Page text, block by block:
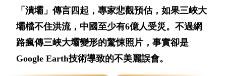
「潰壩」傳言四起，專家悲觀預估，如果三峽大
壩檔不住洪流，中國至少有6億人受災。不過網
路瘋傳三峽大壩變形的驚悚照片，事實卻是
Google Earth技術導致的不美麗誤會。